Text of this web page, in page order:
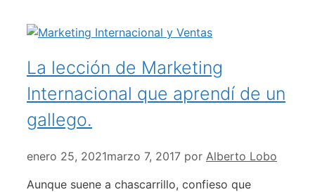
La lección de Marketing
Internacional que aprendí de un
gallego.
enero 25, 2021marzo 7, 2017 por Alberto Lobo
Aunque suene a chascarrillo, confieso que